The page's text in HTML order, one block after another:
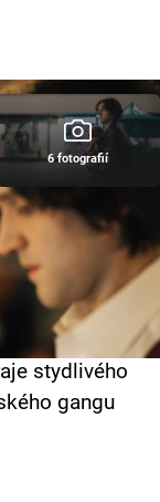
6 fotografií
s tím, že se
v
filmu Pillion
Melling
stydlivého
gangu